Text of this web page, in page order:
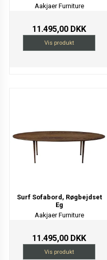
Aakjaer Furniture
11.495,00 DKK
Vis produkt
Surf Sofabord, Røgbejdset
Eg
Aakjaer Furniture
11.495,00 DKK
Vis produkt